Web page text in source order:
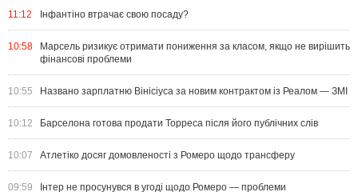
11:12 Інфантіно втрачає свою посаду?
10:58
Марсель ризикує отримати пониження за класом, якщо не вирішить
фінансові проблеми
10:55 Названо зарплатню Вінісіуса за новим контрактом із Реалом — ЗМІ
10:12 Барселона готова продати Торреса після його публічних слів
10:07 Атлетіко досяг домовленості з Ромеро щодо трансферу
09:59
Інтер не просунувся в угоді щодо Ромеро — проблеми